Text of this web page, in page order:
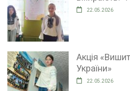
22.05.2026
Акція
України»
22.05.2026